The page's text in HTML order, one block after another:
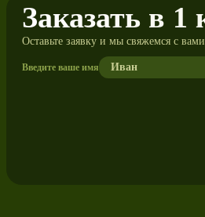
Заказать в 1
Оставьте заявку и мы свяжемся с вами
Введите ваше имя